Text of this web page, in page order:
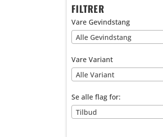
FILTRER
Vare Gevindstang
Alle Gevindstang
Vare Variant
Alle Variant
Se alle flag for:
Tilbud